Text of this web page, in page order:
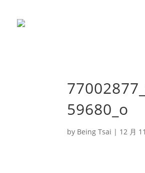
59680_o
by Being Tsai | 12 月